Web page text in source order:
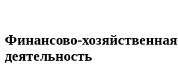
Финансово-хозяйственная
деятельность